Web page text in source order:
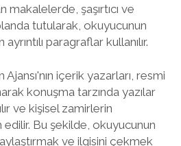
makalelerde, şaşırtıcı ve
tutularak, okuyucunun
paragraflar kullanılır.
içerik yazarları, resmi
konuşma tarzında yazılar
ve kişisel zamirlerin
edilir. Bu şekilde, okuyucunun
ve ilgisini çekmek